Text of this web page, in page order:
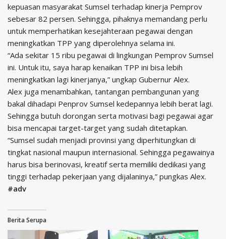
kepuasan masyarakat Sumsel terhadap kinerja Pemprov
sebesar 82 persen. Sehingga, pihaknya memandang perlu
untuk memperhatikan kesejahteraan pegawai dengan
meningkatkan TPP yang diperolehnya selama ini.
“Ada sekitar 15 ribu pegawai di lingkungan Pemprov Sumsel
ini. Untuk itu, saya harap kenaikan TPP ini bisa lebih
meningkatkan lagi kinerjanya,” ungkap Gubernur Alex.
Alex juga menambahkan, tantangan pembangunan yang
bakal dihadapi Penprov Sumsel kedepannya lebih berat lagi.
Sehingga butuh dorongan serta motivasi bagi pegawai agar
bisa mencapai target-target yang sudah ditetapkan.
“Sumsel sudah menjadi provinsi yang diperhitungkan di
tingkat nasional maupun internasional. Sehingga pegawainya
harus bisa berinovasi, kreatif serta memiliki dedikasi yang
tinggi terhadap pekerjaan yang dijalaninya,” pungkas Alex.
#adv
Berita Serupa